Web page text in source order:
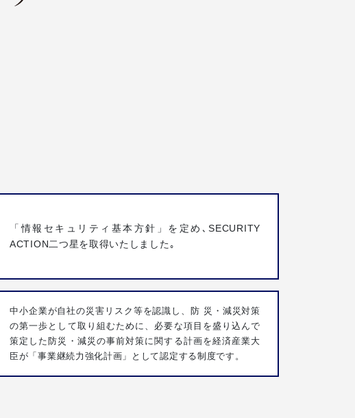
「情報セキュリティ基本方針」を定め､SECURITY
ACTION二つ星を取得いたしました｡
中小企業が自社の災害リスク等を認識し、防 災・減災対策
の第一歩として取り組むために、必要な項目を盛り込んで
策定した防災・減災の事前対策に関する計画を経済産業大
臣が「事業継続力強化計画」として認定する制度です。